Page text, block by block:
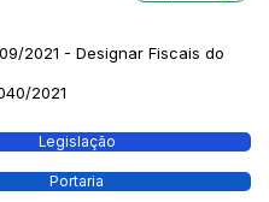
2021 - Designar Fiscais do
2021
Legislação
Portaria